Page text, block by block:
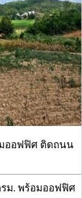
มออฟฟิศ ติดถนน
รม. พร้อมออฟฟิศ